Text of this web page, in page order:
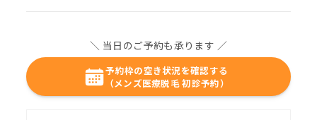
＼ 当日のご予約も承ります ／
予約枠の空き状況を確認する
（メンズ医療脱毛 初診予約）